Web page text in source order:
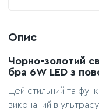
Опис
Чорно-золотий
бра 6W LED з
Цей стильний та
виконаний в